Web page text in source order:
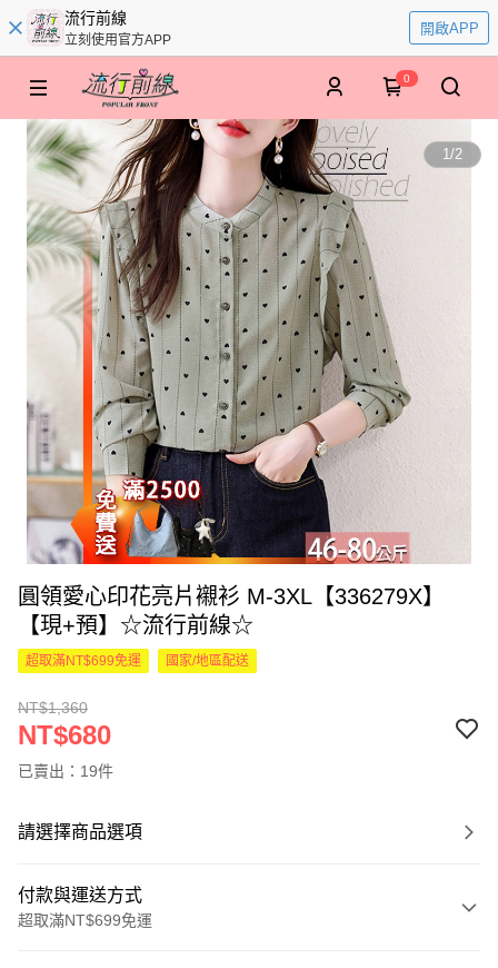
流行前線
立刻使用官方APP
開啟APP
0
1/2
圓領愛心印花亮片襯衫 M-3XL【336279X】
【現+預】☆流行前線☆
超取滿NT$699免運 國家/地區配送
NT$1,360
NT$680
已賣出：19件
請選擇商品選項
付款與運送方式
超取滿NT$699免運